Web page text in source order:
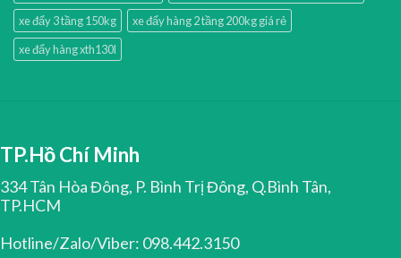
xe đẩy 3 tầng 150kg
xe đẩy hàng 2 tầng 200kg giá rẻ
xe đẩy hàng xth130l
TP.Hồ Chí Minh
334 Tân Hòa Đông, P. Bình Trị Đông, Q.Bình Tân,
TP.HCM
Hotline/Zalo/Viber: 098.442.3150